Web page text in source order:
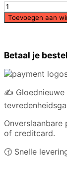
A
day
without
like...
Toevoegen aan
Betaal je
✍️ Gloednieuwe
Onverslaanbare
of creditcard.
🕜 Snelle